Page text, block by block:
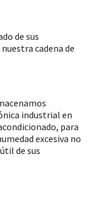
de sus
cadena de
industrial en
para
excesiva no
de sus